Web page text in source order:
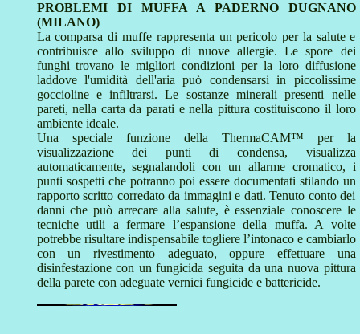
PROBLEMI DI MUFFA A PADERNO DUGNANO
(MILANO)
La comparsa di muffe rappresenta un pericolo per la salute e
contribuisce allo sviluppo di nuove allergie. Le spore dei
funghi trovano le migliori condizioni per la loro diffusione
laddove l'umidità dell'aria può condensarsi in piccolissime
goccioline e infiltrarsi. Le sostanze minerali presenti nelle
pareti, nella carta da parati e nella pittura costituiscono il loro
ambiente ideale.
Una speciale funzione della ThermaCAM™ per la
visualizzazione dei punti di condensa, visualizza
automaticamente, segnalandoli con un allarme cromatico, i
punti sospetti che potranno poi essere documentati stilando un
rapporto scritto corredato da immagini e dati. Tenuto conto dei
danni che può arrecare alla salute, è essenziale conoscere le
tecniche utili a fermare l’espansione della muffa. A volte
potrebbe risultare indispensabile togliere l’intonaco e cambiarlo
con un rivestimento adeguato, oppure effettuare una
disinfestazione con un fungicida seguita da una nuova pittura
della parete con adeguate vernici fungicide e battericide.